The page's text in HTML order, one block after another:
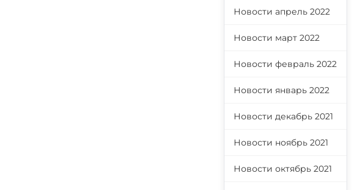
Новости апрель 2022
Новости март 2022
Новости февраль 2022
Новости январь 2022
Новости декабрь 2021
Новости ноябрь 2021
Новости октябрь 2021